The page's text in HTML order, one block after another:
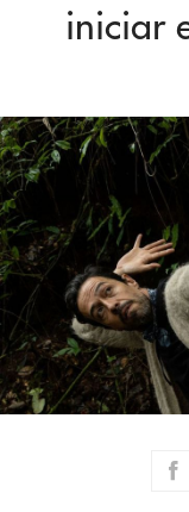
iniciar